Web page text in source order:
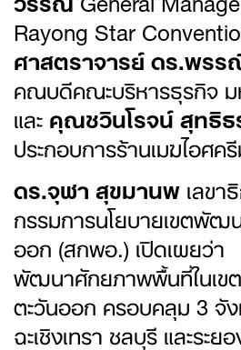
Rayong Star
ศาสตราจารย์ ดร.พร
คณบดีคณะบริหารธุรกิจ
และคุณชวินโรจน์ สุทธิธ
ประกอบการร้านเมฆไอศ
ดร.จุฬา สุขมานพเลข
กรรมการนโยบายเขตพัฒ
ออก (สกพอ.) เปิดเผย
พัฒนาศักยภาพพื้นที่ในเ
ตะวันออก ครอบคลุม 3 จั
ฉะเชิงเทรา ชลบุรี และระย